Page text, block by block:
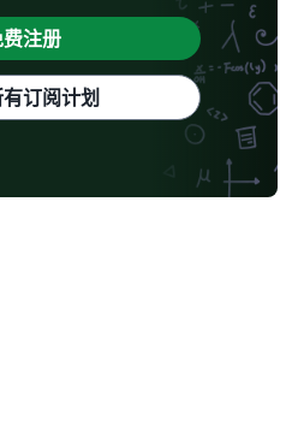
注册
订阅计划